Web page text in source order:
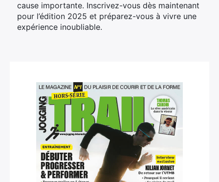
cause importante. Inscrivez-vous dès maintenant
pour l’édition 2025 et préparez-vous à vivre une
expérience inoubliable.